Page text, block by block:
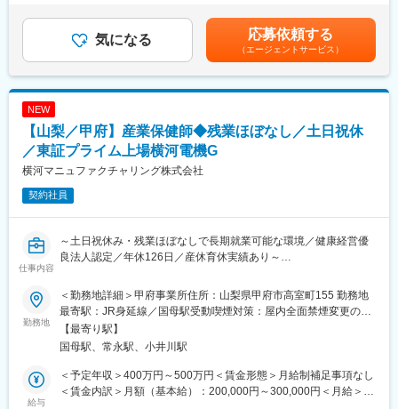
■仕事内容
担当製品ごとに顧客を担当し、新規開拓から既存顧客フォローま
【具体的には…】
・新規顧客の開拓
・顧客ニーズのヒアリング
・見積作成・受注対応
・市場・競合動向の調査 等
※国内出張：月1～2回程度（宿泊を伴う出張あり）
【変更の範囲：会社の定める業務】
■この仕事の特徴
半導体は高度な技術知識が求められる製品ですが、
案するため、業界未経験の方でも知識を身につけながら成長でき
ます。
を通じて上下する可能性があります。月給(月額)は固定手当を含め
た表記です。気になる 応募依頼する
（エージェントサービス）
NEW
【山梨／甲府】産業保健師◆残業ほぼなし／土日祝休
／東証プライム上場横河電機G
横河マニュファクチャリング株式会社
契約社員
仕事内容
～土日祝休み・残業ほぼなしで長期就業可能な環境／健康経営優
良法人認定／年休126日／産休育休実績あり～
■業務内容：
産業保健師として以下の業務をお任せします。
（1）衛生管理業務
・作業管理
・健康管理
・衛生教育（化学物質などの有害作業等）
・作業環境管理
勤務地
＜勤務地詳細＞甲府事業所住所：山梨県甲府市高室町155 勤務地
最寄駅：JR身延線／国母駅受動喫煙対策：屋内全面禁煙変更の範
囲：会社の定める事業所
【最寄り駅】
国母駅、常永駅、小井川駅
給与
＜予定年収＞400万円～500万円＜賃金形態＞月給制補足事項なし
＜賃金内訳＞月額（基本給）：200,000円～300,000円＜月給＞